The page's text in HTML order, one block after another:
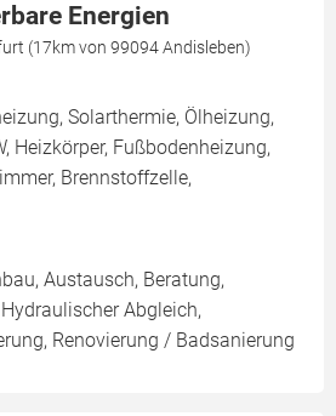
Energien
(17km von 99094 Andisleben)
Solarthermie, Ölheizung,
Heizkörper, Fußbodenheizung,
Brennstoffzelle,
Austausch, Beratung,
Abgleich,
Renovierung / Badsanierung